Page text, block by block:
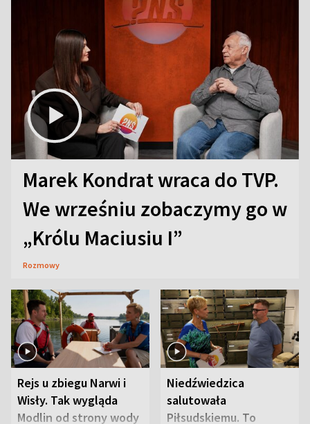
Marek Kondrat wraca do TVP.
We wrześniu zobaczymy go w
„Królu Maciusiu I”
Rozmowy
Rejs u zbiegu Narwi i
Wisły. Tak wygląda
Modlin od strony wody
Niedźwiedzica
salutowała
Piłsudskiemu. To